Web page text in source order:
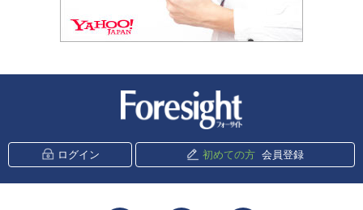
ログイン 初めての方 会員登録